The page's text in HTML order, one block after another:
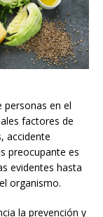
personas en el
factores de
accidente
preocupante es
evidentes hasta
organismo.
la prevención y